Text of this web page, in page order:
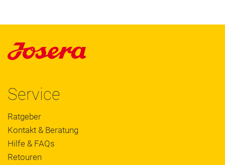
Service
Ratgeber
Kontakt & Beratung
Hilfe & FAQs
Retouren